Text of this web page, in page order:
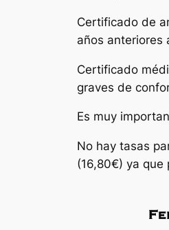
Certificado de
años anteriores
Certificado
graves de
Es muy
No hay tasas
(16,80€) ya que